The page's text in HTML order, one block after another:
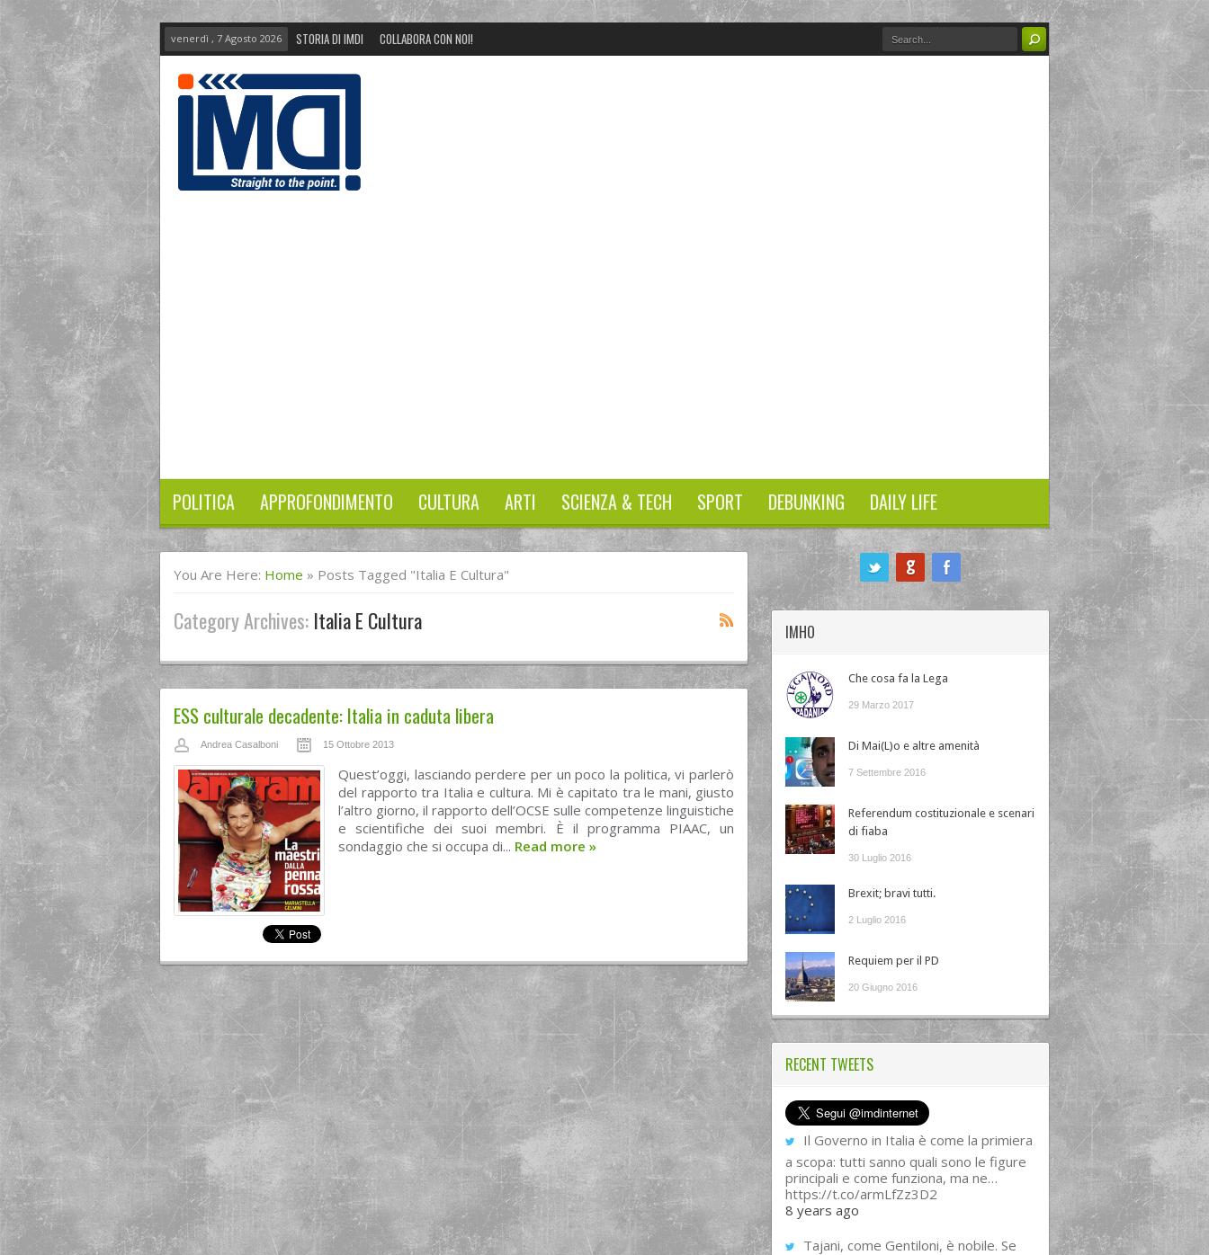
venerdì , 7 Agosto 2026 STORIA DI IMDI COLLABORA CON NOI!
POLITICA APPROFONDIMENTO CULTURA ARTI SCIENZA & TECH SPORT DEBUNKING DAILY LIFE
You Are Here: Home » Posts Tagged "Italia E Cultura"
Category Archives: Italia E Cultura
ESS culturale decadente: Italia in caduta libera
Andrea Casalboni 15 Ottobre 2013
Quest’oggi, lasciando perdere per un poco la politica, vi parlerò
del rapporto tra Italia e cultura. Mi è capitato tra le mani, giusto
l’altro giorno, il rapporto dell’OCSE sulle competenze linguistiche
e scientifiche dei suoi membri. È il programma PIAAC, un
sondaggio che si occupa di... Read more »
IMHO
Che cosa fa la Lega
29 Marzo 2017
Di Mai(L)o e altre amenità
7 Settembre 2016
Referendum costituzionale e scenari
di fiaba
30 Luglio 2016
Brexit; bravi tutti.
2 Luglio 2016
Requiem per il PD
20 Giugno 2016
RECENT TWEETS
Il Governo in Italia è come la primiera
a scopa: tutti sanno quali sono le figure
principali e come funziona, ma ne…
https://t.co/armLfZz3D2
8 years ago
Tajani, come Gentiloni, è nobile. Se